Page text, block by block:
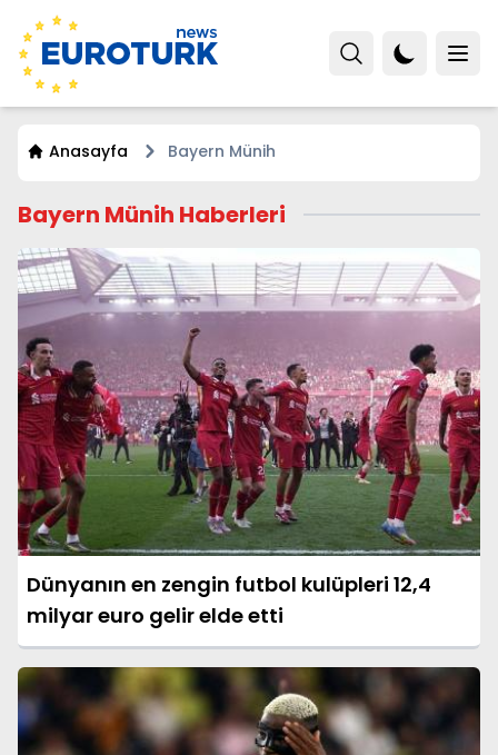
Anasayfa Bayern Münih
Bayern Münih Haberleri
Dünyanın en zengin futbol kulüpleri 12,4
milyar euro gelir elde etti